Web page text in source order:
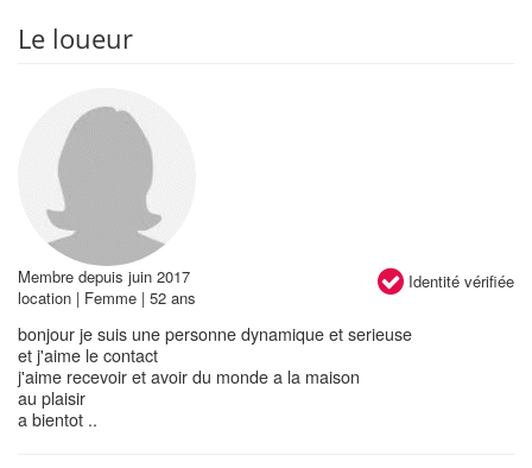
Le loueur
Identité vérifiée
Membre depuis juin 2017
location | Femme | 52 ans
bonjour je suis une personne dynamique et serieuse
et j'aime le contact
j'aime recevoir et avoir du monde a la maison
au plaisir
a bientot ..